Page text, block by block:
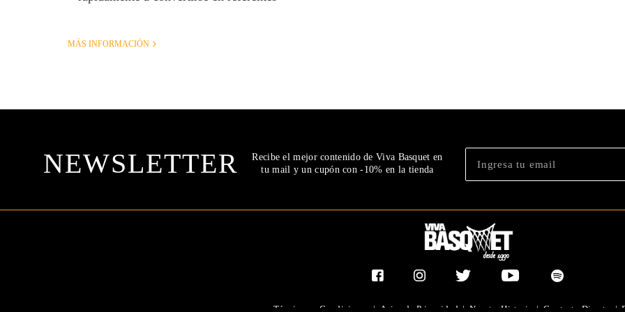
MÁS INFORMACIÓN
NEWSLETTER
Recibe el mejor contenido de Viva Basquet en
tu mail y un cupón con -10% en la tienda
Términos y Condiciones | Aviso de Privacidad | Nuestra Historia |Contacto Directo |